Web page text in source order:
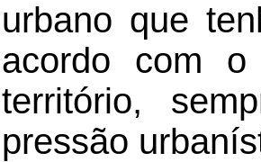
urbano que
acordo com o
território,
pressão